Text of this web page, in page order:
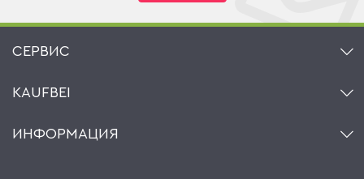
СЕРВИС
Корзина
Мой список желаний
KAUFBEI
Ритейлеры и Производители
ИНФОРМАЦИЯ